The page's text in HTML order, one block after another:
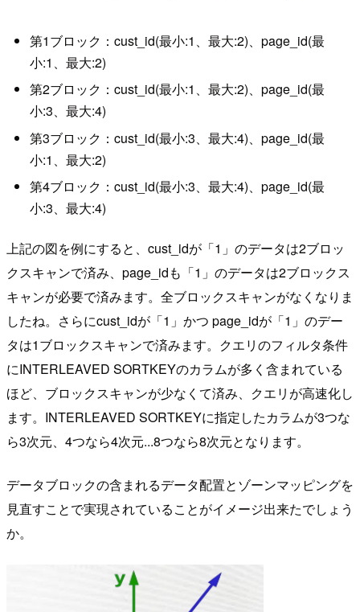
第1ブロック：cust_id(最小:1、最大:2)、page_id(最
小:1、最大:2)
第2ブロック：cust_id(最小:1、最大:2)、page_id(最
小:3、最大:4)
第3ブロック：cust_id(最小:3、最大:4)、page_id(最
小:1、最大:2)
第4ブロック：cust_id(最小:3、最大:4)、page_id(最
小:3、最大:4)
上記の図を例にすると、cust_idが「1」のデータは2ブロッ
クスキャンで済み、page_idも「1」のデータは2ブロックス
キャンが必要で済みます。全ブロックスキャンがなくなりま
したね。さらにcust_idが「1」かつ page_idが「1」のデー
タは1ブロックスキャンで済みます。クエリのフィルタ条件
にINTERLEAVED SORTKEYのカラムが多く含まれている
ほど、ブロックスキャンが少なくて済み、クエリが高速化し
ます。INTERLEAVED SORTKEYに指定したカラムが3つな
ら3次元、4つなら4次元...8つなら8次元となります。
データブロックの含まれるデータ配置とゾーンマッピングを
見直すことで実現されていることがイメージ出来たでしょう
か。